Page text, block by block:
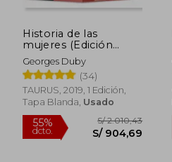
Historia de las
mujeres (Edición
estuche)
Georges Duby
(34)
TAURUS, 2019, 1 Edición,
Tapa Blanda, Usado